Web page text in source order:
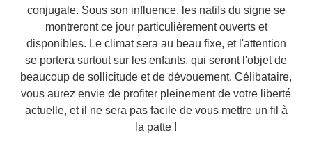
conjugale. Sous son influence, les natifs du signe se
montreront ce jour particulièrement ouverts et
disponibles. Le climat sera au beau fixe, et l'attention
se portera surtout sur les enfants, qui seront l'objet de
beaucoup de sollicitude et de dévouement. Célibataire,
vous aurez envie de profiter pleinement de votre liberté
actuelle, et il ne sera pas facile de vous mettre un fil à
la patte !